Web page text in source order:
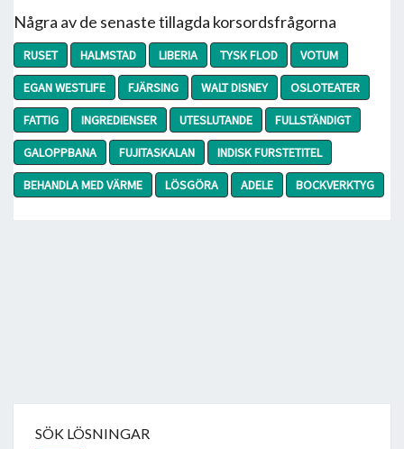
Några av de senaste tillagda korsordsfrågorna
RUSET HALMSTAD LIBERIA TYSK FLOD
VOTUM
EGAN WESTLIFE
FJÄRSING WALT DISNEY
OSLOTEATER
FATTIG
INGREDIENSER UTESLUTANDE
FULLSTÄNDIGT
GALOPPBANA
FUJITASKALAN
INDISK FURSTETITEL
BEHANDLA MED VÄRME
LÖSGÖRA ADELE BOCKVERKTYG
SÖK LÖSNINGAR